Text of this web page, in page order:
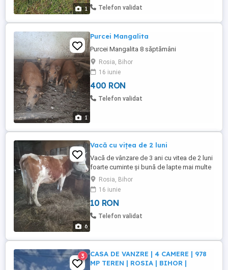
1 Telefon validat
1
Purcei Mangalita
Purcei Mangalita 8 săptămâni
Rosia, Bihor
16 iunie
400 RON
Telefon validat
6
Vacă cu vițea de 2 luni
Vacă de vânzare de 3 ani cu vitea de 2 luni
foarte cuminte și bună de lapte mai multe
detalii la telefon Roșia
Rosia, Bihor
16 iunie
10 RON
Telefon validat
3
CASA DE VANZRE | 4 CAMERE | 978
MP TEREN | ROSIA | BIHOR |